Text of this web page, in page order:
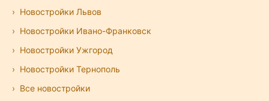
Новостройки Львов
Новостройки Ивано-Франковск
Новостройки Ужгород
Новостройки Тернополь
Все новостройки